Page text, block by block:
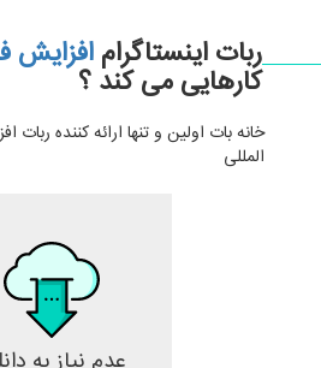
ربات اینستاگرامافزایش
کارهایی می کند ؟
خانه بات اولین و تنها ارائه کننده ربات
المللی